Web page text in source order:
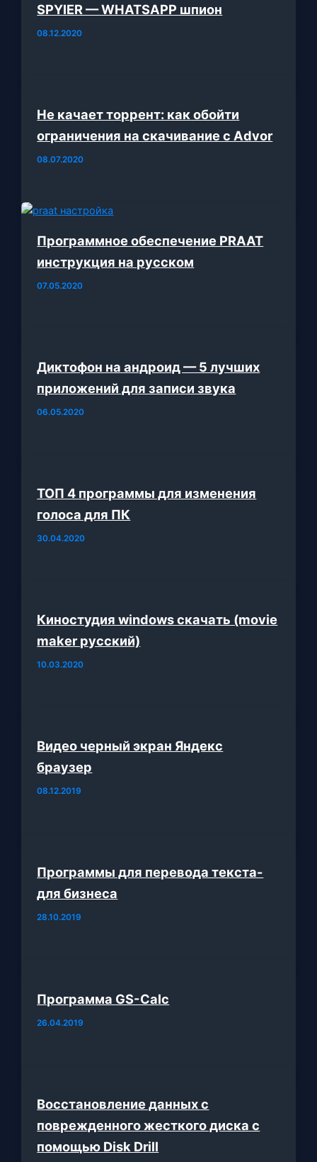
SPYIER — WHATSAPP шпион
08.12.2020
Не качает торрент: как обойти
ограничения на скачивание с Advor
08.07.2020
Программное обеспечение PRAAT
инструкция на русском
07.05.2020
Диктофон на андроид — 5 лучших
приложений для записи звука
06.05.2020
ТОП 4 программы для изменения
голоса для ПК
30.04.2020
Киностудия windows скачать (movie
maker русский)
10.03.2020
Видео черный экран Яндекс
браузер
08.12.2019
Программы для перевода текста-
для бизнеса
28.10.2019
Программа GS-Calc
26.04.2019
Восстановление данных с
поврежденного жесткого диска с
помощью Disk Drill